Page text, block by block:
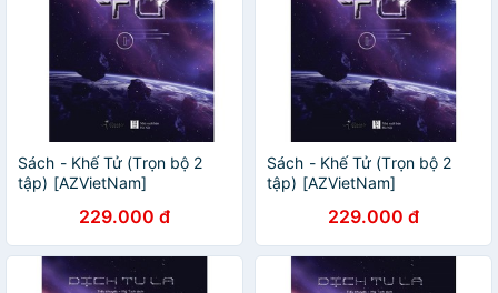
Sách - Khế Tử (Trọn bộ 2
tập) [AZVietNam]
229.000 đ
Sách - Khế Tử (Trọn bộ 2
tập) [AZVietNam]
229.000 đ